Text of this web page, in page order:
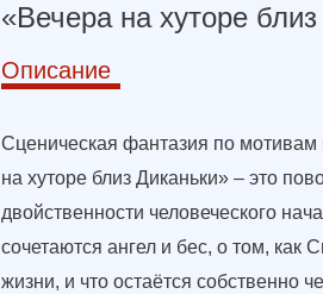
«Вечера на хуторе
Описание
Сценическая фантазия по
на хуторе близ Диканьки» – это
двойственности человеческого
сочетаются ангел и бес, о том, как
жизни, и что остаётся собственно